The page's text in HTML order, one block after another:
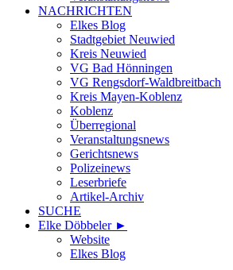
NACHRICHTEN
Elkes Blog
Stadtgebiet Neuwied
Kreis Neuwied
VG Bad Hönningen
VG Rengsdorf-Waldbreitbach
Kreis Mayen-Koblenz
Koblenz
Überregional
Veranstaltungsnews
Gerichtsnews
Polizeinews
Leserbriefe
Artikel-Archiv
SUCHE
Elke Döbbeler ►
Website
Elkes Blog